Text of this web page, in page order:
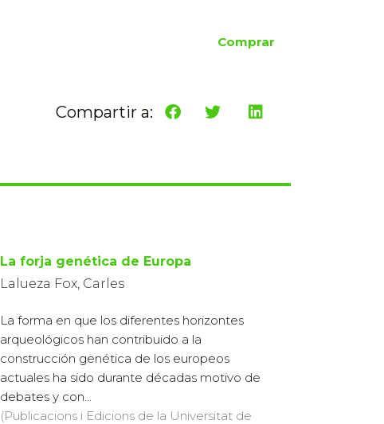
Comprar
Compartir a:
La forja genética de Europa
Lalueza Fox, Carles
La forma en que los diferentes horizontes
arqueológicos han contribuido a la
construcción genética de los europeos
actuales ha sido durante décadas motivo de
debates y con...
(Publicacions i Edicions de la Universitat de